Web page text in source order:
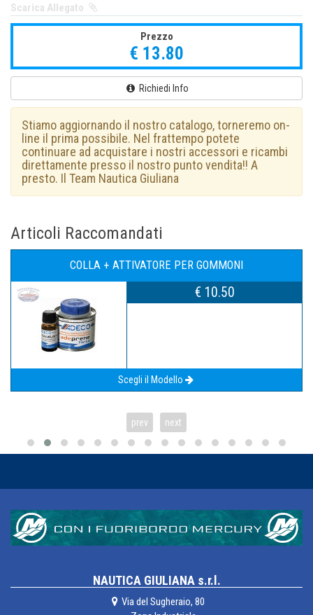
Scarica Allegato
Prezzo
€ 13.80
Richiedi Info
Stiamo aggiornando il nostro catalogo, torneremo on-
line il prima possibile. Nel frattempo potete
continuare ad acquistare i nostri accessori e ricambi
direttamente presso il nostro punto vendita!! A
presto. Il Team Nautica Giuliana
Articoli Raccomandati
COLLA + ATTIVATORE PER GOMMONI
€ 10.50
Scegli il Modello
prev next
NAUTICA GIULIANA s.r.l.
Via del Sugheraio, 80